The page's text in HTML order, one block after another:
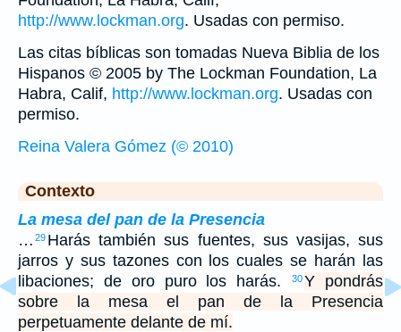
http://www.lockman.org. Usadas con permiso.
Las citas bíblicas son tomadas Nueva Biblia de los
Hispanos © 2005 by The Lockman Foundation, La
Habra, Calif, http://www.lockman.org. Usadas con
permiso.
Reina Valera Gómez (© 2010)
Contexto
La mesa del pan de la Presencia
… 29 Harás también sus fuentes, sus vasijas, sus
jarros y sus tazones con los cuales se harán las
libaciones; de oro puro los harás.
30Y pondrás
sobre la mesa el pan de la Presencia
perpetuamente delante de mí.